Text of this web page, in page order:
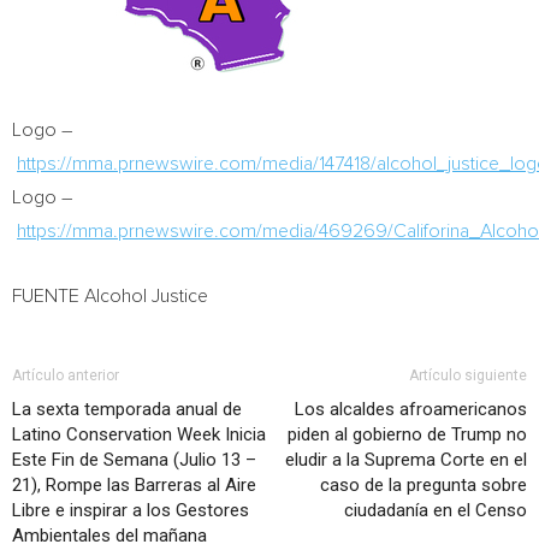
Logo –
https://mma.prnewswire.com/media/147418/
Logo –
https://mma.prnewswire.com/media/469269/
FUENTE Alcohol Justice
Artículo anterior
La sexta temporada anual de
Latino Conservation Week Inicia
Este Fin de Semana (Julio 13 –
21), Rompe las Barreras al Aire
Libre e inspirar a los Gestores
Ambientales del mañana
Artículo siguiente
Los alcaldes afroamericanos
piden al gobierno de Trump no
eludir a la Suprema Corte en el
caso de la pregunta sobre
ciudadanía en el Censo